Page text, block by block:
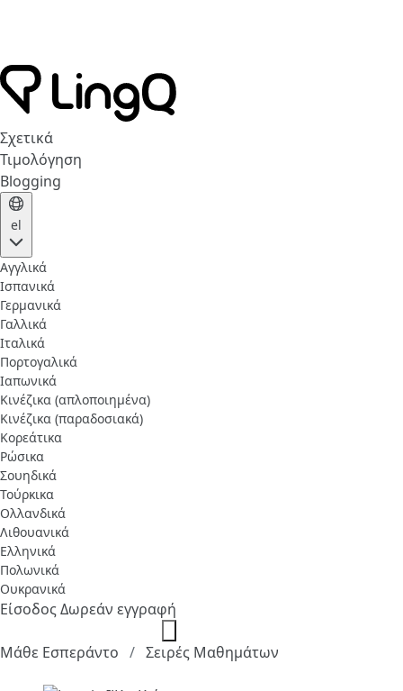
Σχετικά
Τιμολόγηση
Blogging
el
Αγγλικά
Ισπανικά
Γερμανικά
Γαλλικά
Ιταλικά
Πορτογαλικά
Ιαπωνικά
Κινέζικα (απλοποιημένα)
Κινέζικα (παραδοσιακά)
Κορεάτικα
Ρώσικα
Σουηδικά
Τούρκικα
Ολλανδικά
Λιθουανικά
Ελληνικά
Πολωνικά
Ουκρανικά
ΕίσοδοςΔωρεάν εγγραφή
Μάθε Εσπεράντο Σειρές Μαθημάτων